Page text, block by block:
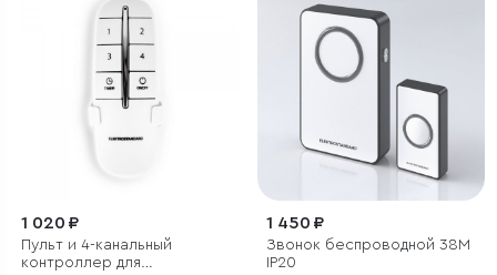
1 020 ₽
Пульт и 4-канальный
контроллер для
1 450 ₽
Звонок беспроводной 38M
IP20